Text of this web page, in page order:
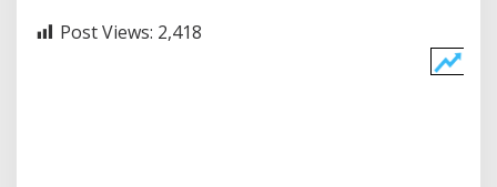
Post Views: 2,418